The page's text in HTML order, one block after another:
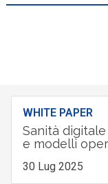
WHITE PAPER
Sanità
e modelli
30 Lug 2025